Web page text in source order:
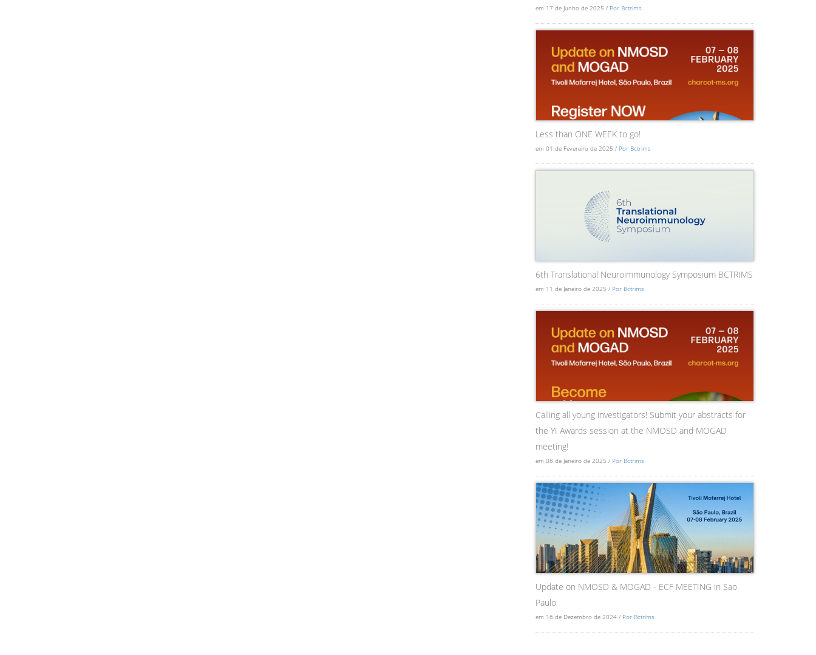
em 17 de Junho de 2025 / Por Bctrims
Less than ONE WEEK to go!
em 01 de Fevereiro de 2025 / Por Bctrims
6th Translational Neuroimmunology Symposium BCTRIMS
em 11 de Janeiro de 2025 / Por Bctrims
Calling all young investigators! Submit your abstracts for
the YI Awards session at the NMOSD and MOGAD
meeting!
em 08 de Janeiro de 2025 / Por Bctrims
Update on NMOSD & MOGAD - ECF MEETING in Sao
Paulo
em 16 de Dezembro de 2024 / Por Bctrims